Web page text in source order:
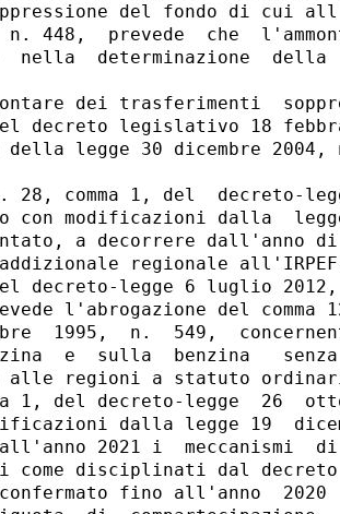
del fondo di cui
n. 448,  prevede  che
nella  determinazione
dei trasferimenti
decreto legislativo 18
legge 30 dicembre 2004,
28, comma 1, del  decreto-
con modificazioni dalla
a decorrere dall'anno di
regionale
decreto-legge 6 luglio
l'abrogazione del
1995,  n.  549,
e  sulla  benzina
alle regioni a statuto
1, del decreto-legge  26
dalla legge 19
2021 i  meccanismi  di
come disciplinati dal
confermato fino all'anno